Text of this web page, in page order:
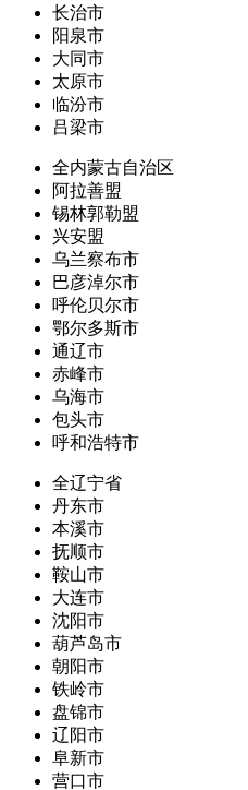
长治市
阳泉市
大同市
太原市
临汾市
吕梁市
全内蒙古自治区
阿拉善盟
锡林郭勒盟
兴安盟
乌兰察布市
巴彦淖尔市
呼伦贝尔市
鄂尔多斯市
通辽市
赤峰市
乌海市
包头市
呼和浩特市
全辽宁省
丹东市
本溪市
抚顺市
鞍山市
大连市
沈阳市
葫芦岛市
朝阳市
铁岭市
盘锦市
辽阳市
阜新市
营口市